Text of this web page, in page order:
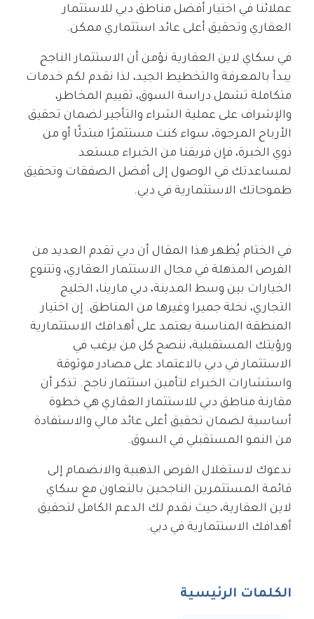
عملائنا في اختيار أفضل مناطق دبي للاستثمار
العقاري وتحقيق أعلى عائد استثماري ممكن.
في سكاي لاين العقارية نؤمن أن الاستثمار الناجح
يبدأ بالمعرفة والتخطيط الجيد، لذا نقدم لكم خدمات
متكاملة تشمل دراسة السوق، تقييم المخاطر،
والإشراف على عملية الشراء والتأجير لضمان تحقيق
الأرباح المرجوة، سواء كنت مستثمرًا مبتدئًا أو من
ذوي الخبرة، فإن فريقنا من الخبراء مستعد
لمساعدتك في الوصول إلى أفضل الصفقات وتحقيق
طموحاتك الاستثمارية في دبي.
في الختام يُظهر هذا المقال أن دبي تقدم العديد من
الفرص المذهلة في مجال الاستثمار العقاري، وتتنوع
الخيارات بين وسط المدينة، دبي مارينا، الخليج
التجاري، نخلة جميرا وغيرها من المناطق. إن اختيار
المنطقة المناسبة يعتمد على أهدافك الاستثمارية
ورؤيتك المستقبلية، ننصح كل من يرغب في
الاستثمار في دبي بالاعتماد على مصادر موثوقة
واستشارات الخبراء لتأمين استثمار ناجح. تذكر أن
مقارنة مناطق دبي للاستثمار العقاري هي خطوة
أساسية لضمان تحقيق أعلى عائد مالي والاستفادة
من النمو المستقبلي في السوق.
ندعوك لاستغلال الفرص الذهبية والانضمام إلى
قائمة المستثمرين الناجحين بالتعاون مع سكاي
لاين العقارية، حيث نقدم لك الدعم الكامل لتحقيق
أهدافك الاستثمارية في دبي.
الكلمات الرئيسية